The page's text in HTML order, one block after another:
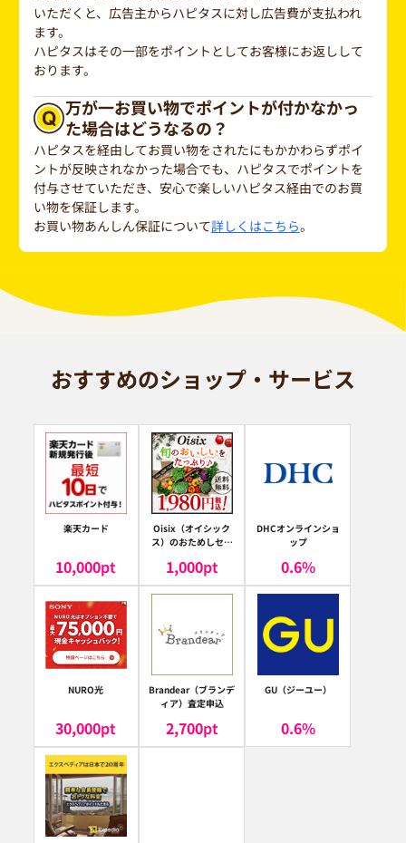
いただくと、広告主からハピタスに対し広告費が支払われ
ます。
ハピタスはその一部をポイントとしてお客様にお返しして
おります。
万が一お買い物でポイントが付かなかっ
た場合はどうなるの？
ハピタスを経由してお買い物をされたにもかかわらずポイ
ントが反映されなかった場合でも、ハピタスでポイントを
付与させていただき、安心で楽しいハピタス経由でのお買
い物を保証します。
お買い物あんしん保証について詳しくはこちら。
おすすめのショップ・サービス
楽天カード
10,000pt
Oisix（オイシック
ス）のおためしセッ
1,000pt
DHCオンラインショ
ップ
0.6%
NURO光
30,000pt
Brandear（ブランデ
ィア）査定申込
2,700pt
GU（ジーユー）
0.6%